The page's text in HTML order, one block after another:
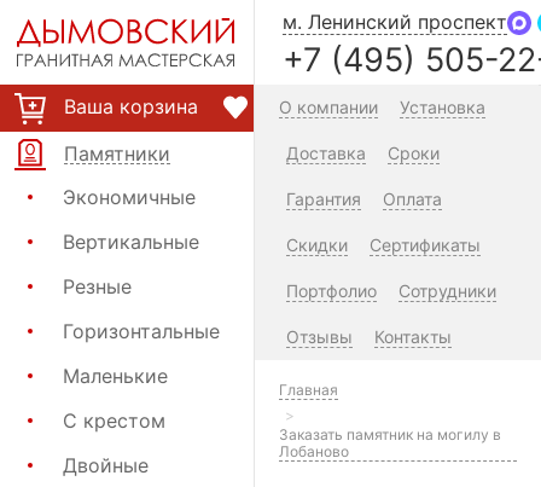
Ваша корзина
Памятники
Экономичные
Вертикальные
Резные
Горизонтальные
Маленькие
С крестом
Двойные
м. Ленинский проспект
+7 (495) 505-
О компании Установка
Доставка Сроки
Гарантия Оплата
Скидки Сертификаты
Портфолио Сотрудники
Отзывы Контакты
Главная
Заказать памятник на могилу в
Лобаново